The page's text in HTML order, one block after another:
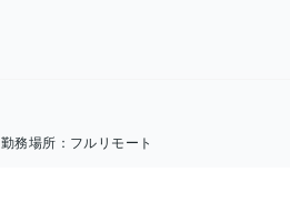
勤務場所： フルリモート